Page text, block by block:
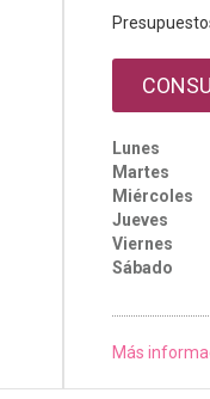
Lunes
Martes
Miércoles
Jueves
Viernes
Sábado
Más